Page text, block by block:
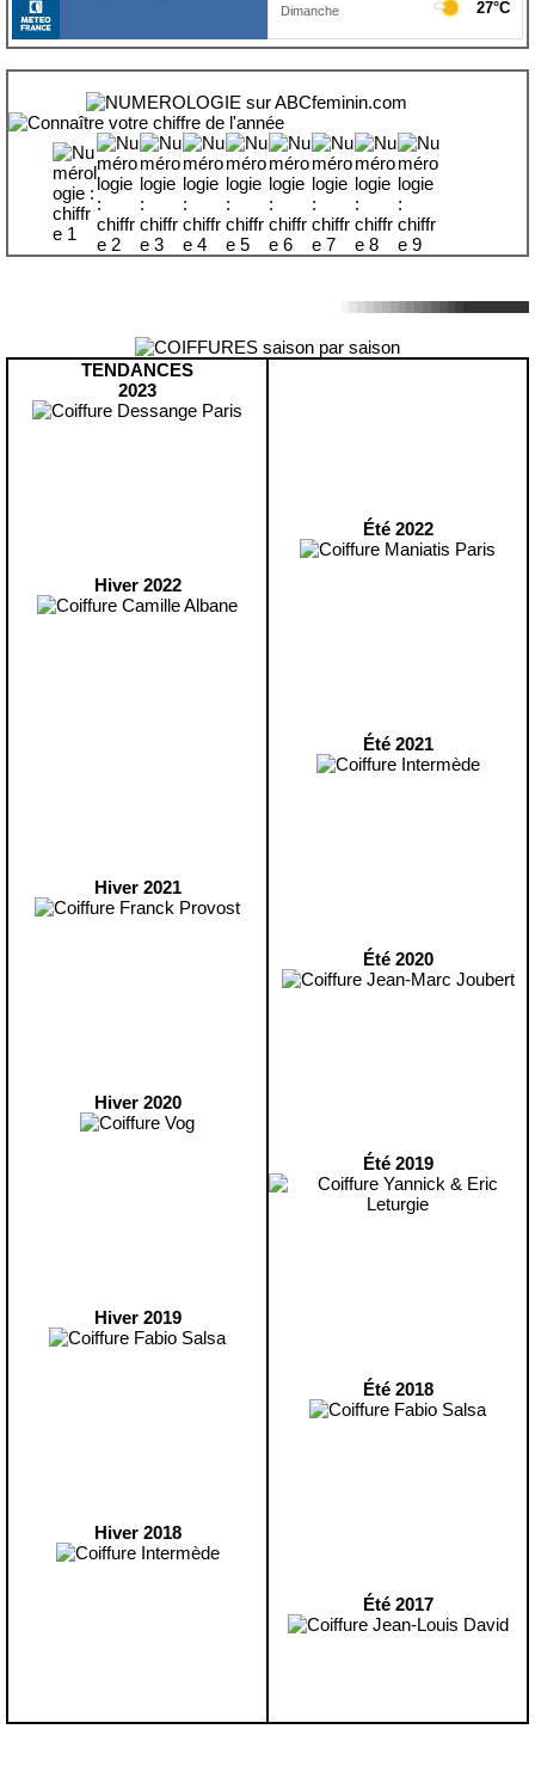
TENDANCES
2023
Hiver 2022
Hiver 2021
Hiver 2020
Hiver 2019
Hiver 2018
Été 2022
Été 2021
Été 2020
Été 2019
Été 2018
Été 2017